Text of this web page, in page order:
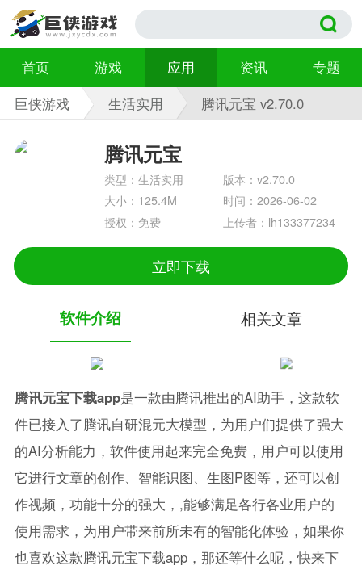
首页 游戏 应用 资讯
专题
巨侠游戏
生活实用 腾讯元宝 v2.70.0
腾讯元宝
类型：生活实用
版本：v2.70.0
大小：125.4M
时间：2026-06-02
授权：免费
上传者：lh133377234
立即下载
软件介绍 相关文章
腾讯元宝下载app是一款由腾讯推出的AI助手，这款软
件已接入了腾讯自研混元大模型，为用户们提供了强大
的AI分析能力，软件使用起来完全免费，用户可以使用
它进行文章的创作、智能识图、生图P图等，还可以创
作视频，功能十分的强大，,能够满足各行各业用户的
使用需求，为用户带来前所未有的智能化体验，如果你
也喜欢这款腾讯元宝下载app，那还等什么呢，快来下